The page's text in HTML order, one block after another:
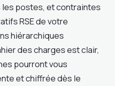
postes, et contraintes
RSE de votre
hiérarchiques
des charges est clair,
pourront vous
et chiffrée dès le